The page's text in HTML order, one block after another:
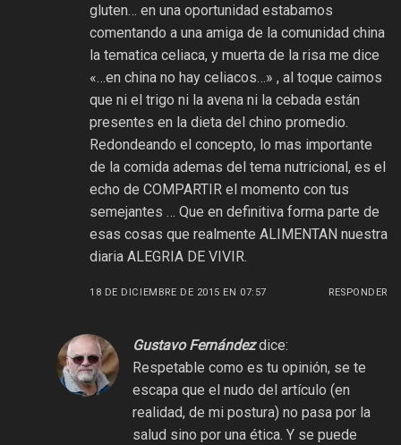
gluten… en una oportunidad estabamos
comentando a una amiga de la comunidad china
la tematica celiaca, y muerta de la risa me dice
«…en china no hay celiacos…» , al toque caimos
que ni el trigo ni la avena ni la cebada están
presentes en la dieta del chino promedio.
Redondeando el concepto, lo mas importante
de la comida ademas del tema nutricional, es el
echo de COMPARTIR el momento con tus
semejantes … Que en definitiva forma parte de
esas cosas que realmente ALIMENTAN nuestra
diaria ALEGRIA DE VIVIR.
18 DE DICIEMBRE DE 2015 EN 07:57 RESPONDER
Gustavo Fernández dice:
Respetable como es tu opinión, se te
escapa que el nudo del artículo (en
realidad, de mi postura) no pasa por la
salud sino por una ética. Y se puede